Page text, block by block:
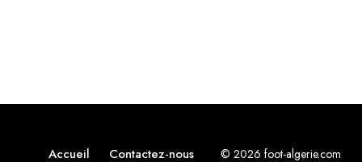
Accueil Contactez-nous © 2026 foot-algerie.com